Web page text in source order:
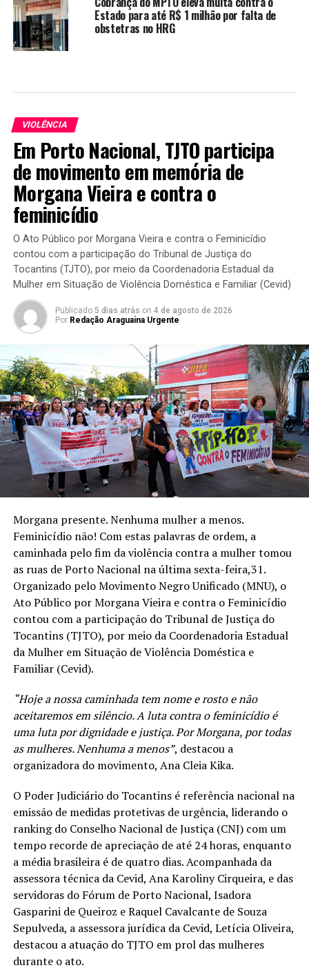
Estado para até R$ 1 milhão por falta de
obstetras no HRG
VIOLÊNCIA
Em Porto Nacional, TJTO participa
de movimento em memória de
Morgana Vieira e contra o
feminicídio
O Ato Público por Morgana Vieira e contra o Feminicídio
contou com a participação do Tribunal de Justiça do
Tocantins (TJTO), por meio da Coordenadoria Estadual da
Mulher em Situação de Violência Doméstica e Familiar (Cevid)
Publicado 5 dias atrás on 4 de agosto de 2026
Por Redação Araguaina Urgente
Morgana presente. Nenhuma mulher a menos.
Feminicídio não! Com estas palavras de ordem, a
caminhada pelo fim da violência contra a mulher tomou
as ruas de Porto Nacional na última sexta-feira,31.
Organizado pelo Movimento Negro Unificado (MNU), o
Ato Público por Morgana Vieira e contra o Feminicídio
contou com a participação do Tribunal de Justiça do
Tocantins (TJTO), por meio da Coordenadoria Estadual
da Mulher em Situação de Violência Doméstica e
Familiar (Cevid).
“Hoje a nossa caminhada tem nome e rosto e não
aceitaremos em silêncio. A luta contra o feminicídio é
uma luta por dignidade e justiça. Por Morgana, por todas
as mulheres. Nenhuma a menos”, destacou a
organizadora do movimento, Ana Cleia Kika.
O Poder Judiciário do Tocantins é referência nacional na
emissão de medidas protetivas de urgência, liderando o
ranking do Conselho Nacional de Justiça (CNJ) com um
tempo recorde de apreciação de até 24 horas, enquanto
a média brasileira é de quatro dias. Acompanhada da
assessora técnica da Cevid, Ana Karoliny Cirqueira, e das
servidoras do Fórum de Porto Nacional, Isadora
Gasparini de Queiroz e Raquel Cavalcante de Souza
Sepulveda, a assessora jurídica da Cevid, Letícia Oliveira,
destacou a atuação do TJTO em prol das mulheres
durante o ato.